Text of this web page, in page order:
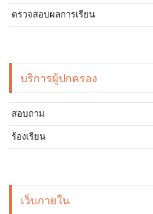
ตรวจสอบผลการเรียน
บริการผู้ปกครอง
สอบถาม
ร้องเรียน
เว็บภายใน